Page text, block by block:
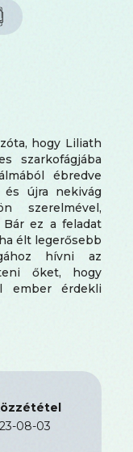
hogy Liliath
szarkofágjába
ébredve
újra nekivág
szerelmével,
Bár ez a feladat
élt legerősebb
hívni az
őket, hogy
ember érdekli
a dicsőségre
Ők négyen
furcsa
nem is sejtik,
sincs tisztában
terve
08-03